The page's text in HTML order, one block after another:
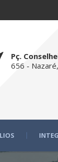
Pç.
656 -